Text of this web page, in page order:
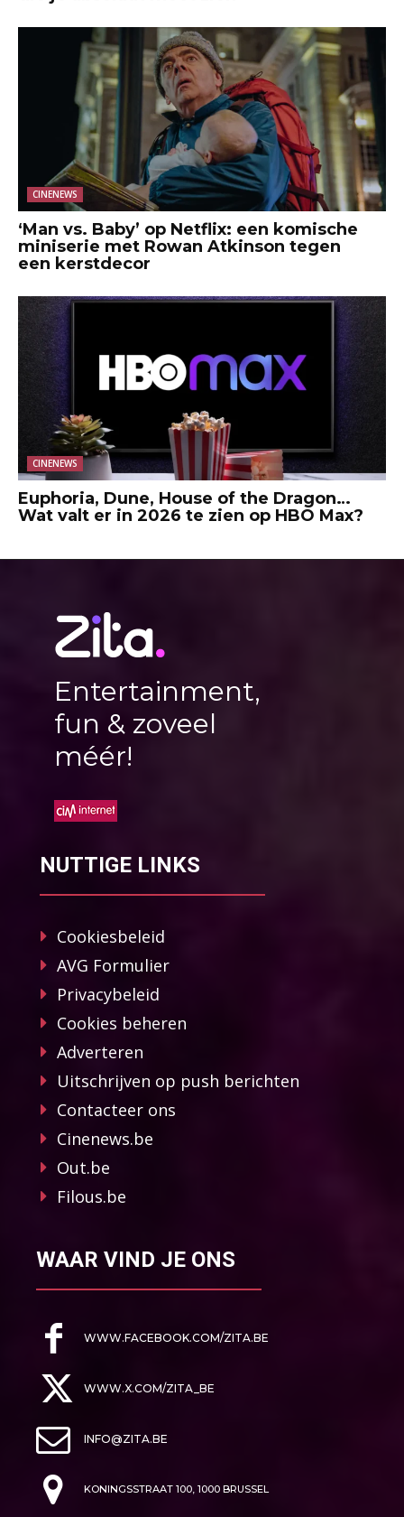
CINENEWS
‘Man vs. Baby’ op Netflix: een komische
miniserie met Rowan Atkinson tegen
een kerstdecor
CINENEWS
Euphoria, Dune, House of the Dragon…
Wat valt er in 2026 te zien op HBO Max?
Entertainment,
fun & zoveel
méér!
NUTTIGE LINKS
Cookiesbeleid
AVG Formulier
Privacybeleid
Cookies beheren
Adverteren
Uitschrijven op push berichten
Contacteer ons
Cinenews.be
Out.be
Filous.be
WAAR VIND JE ONS
WWW.FACEBOOK.COM/ZITA.BE
WWW.X.COM/ZITA_BE
INFO@ZITA.BE
KONINGSSTRAAT 100, 1000 BRUSSEL